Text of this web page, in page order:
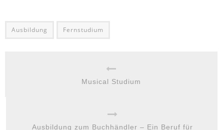
Ausbildung Fernstudium
Musical Studium
Ausbildung zum Buchhändler – Ein Beruf für